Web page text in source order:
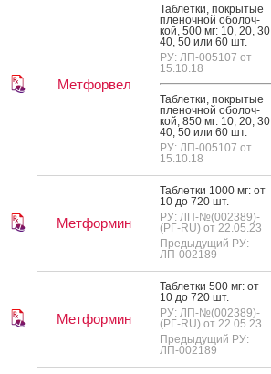
Метфорвел
Таб­летки, пок­ры­тые
пле­ноч­ной обо­лоч­
кой, 500 мг: 10, 20, 30,
40, 50 или 60 шт.
РУ: ЛП-005107 от
15.10.18
Таб­летки, пок­ры­тые
пле­ноч­ной обо­лоч­
кой, 850 мг: 10, 20, 30,
40, 50 или 60 шт.
РУ: ЛП-005107 от
15.10.18
Метформин
Таб­летки 1000 мг: от
10 до 720 шт.
РУ: ЛП-№(002389)-
(РГ-RU) от 22.05.23
Предыдущий РУ:
ЛП-002189
Метформин
Таб­летки 500 мг: от
10 до 720 шт.
РУ: ЛП-№(002389)-
(РГ-RU) от 22.05.23
Предыдущий РУ:
ЛП-002189